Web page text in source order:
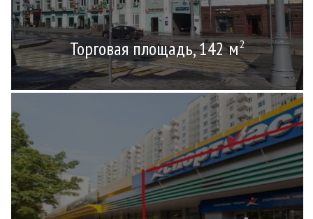
Торговая площадь, 142 м2